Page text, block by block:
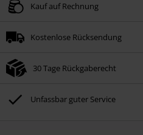
Kauf auf Rechnung
Kostenlose Rücksendung
30 Tage Rückgaberecht
Unfassbar guter Service